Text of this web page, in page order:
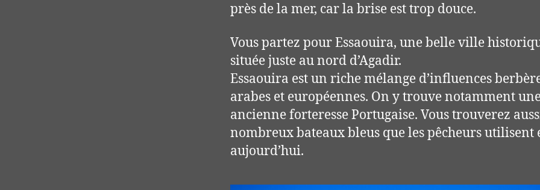
près de la mer, car la brise est trop douce.
Vous partez pour Essaouira, une belle ville
située juste au nord d’Agadir.
Essaouira est un riche mélange d’influences
arabes et européennes. On y trouve notamment
ancienne forteresse Portugaise. Vous trouverez
nombreux bateaux bleus que les pêcheurs utilisent
aujourd’hui.